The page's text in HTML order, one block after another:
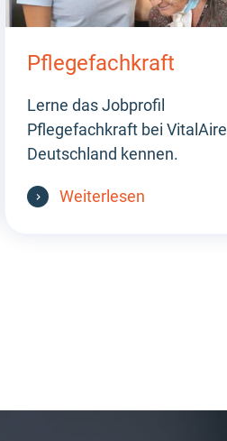
Pflegefachkraft
Lerne das Jobprofil
Pflegefachkraft bei VitalAire
Deutschland kennen.
Weiterlesen